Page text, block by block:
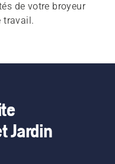
de votre broyeur
travail.
Jardin